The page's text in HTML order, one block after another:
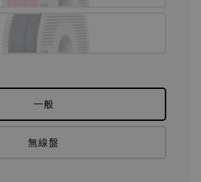
一般
無線盤